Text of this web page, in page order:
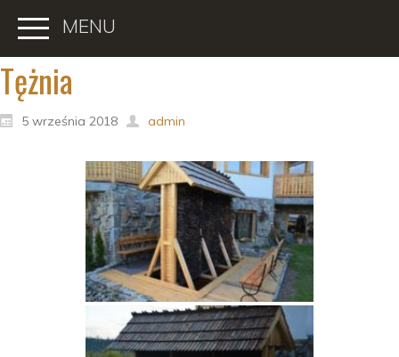
MENU
Tężnia
5 września 2018 admin